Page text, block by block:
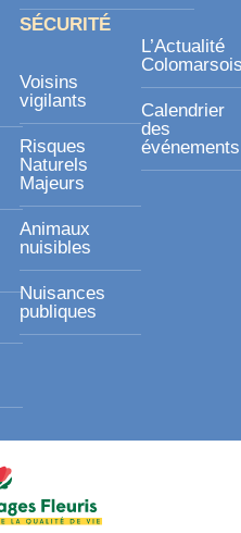
SÉCURITÉ
Voisins
vigilants
Risques
Naturels
Majeurs
Animaux
nuisibles
Nuisances
publiques
L’Actualité
Calendrier
des
événements